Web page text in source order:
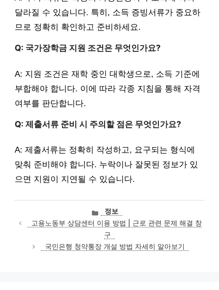
달라질 수 있습니다. 특히, 소득 증빙서류가 중요하
므로 정확히 확인하고 준비하세요.
Q: 국가장학금 지원 조건은 무엇인가요?
A: 지원 조건은 재학 중인 대학생으로, 소득 기준에
부합해야 합니다. 이에 따라 각종 지침을 통해 자격
여부를 판단합니다.
Q: 제출서류 준비 시 주의할 점은 무엇인가요?
A: 제출서류는 정확히 작성하고, 요구되는 형식에
맞춰 준비해야 합니다. 누락이나 잘못된 정보가 있
으면 지원이 지연될 수 있습니다.
카
테
고
리
정보
고용노동부 상담센터 이용 방법 | 근로 관련 문제 해결 창
구
국민은행 청약통장 개설 방법 자세히 알아보기